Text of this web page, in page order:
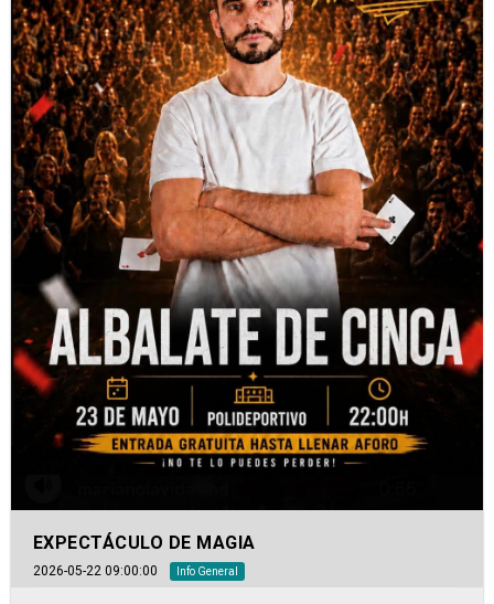
EXPECTÁCULO DE MAGIA
2026-05-22 09:00:00 Info General